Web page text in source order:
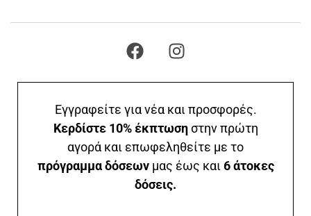
Εγγραφείτε για νέα και προσφορές.
Κερδίστε 10% έκπτωσηστην πρώτη
αγορά και επωφεληθείτε με το
πρόγραμμα δόσεωνμας έως και6 άτοκες
δόσεις.